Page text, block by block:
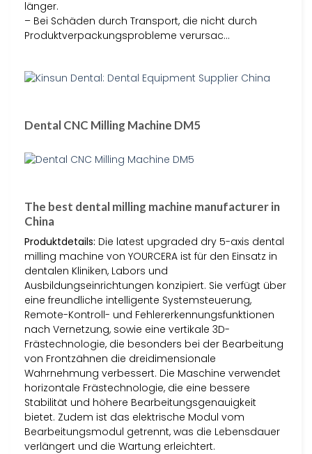
länger.
– Bei Schäden durch Transport, die nicht durch
Produktverpackungsprobleme verursac…
Dental CNC Milling Machine DM5
The best dental milling machine manufacturer in
China
Produktdetails: Die latest upgraded dry 5-axis dental
milling machine von YOURCERA ist für den Einsatz in
dentalen Kliniken, Labors und
Ausbildungseinrichtungen konzipiert. Sie verfügt über
eine freundliche intelligente Systemsteuerung,
Remote-Kontroll- und Fehlererkennungsfunktionen
nach Vernetzung, sowie eine vertikale 3D-
Frästechnologie, die besonders bei der Bearbeitung
von Frontzähnen die dreidimensionale
Wahrnehmung verbessert. Die Maschine verwendet
horizontale Frästechnologie, die eine bessere
Stabilität und höhere Bearbeitungsgenauigkeit
bietet. Zudem ist das elektrische Modul vom
Bearbeitungsmodul getrennt, was die Lebensdauer
verlängert und die Wartung erleichtert.